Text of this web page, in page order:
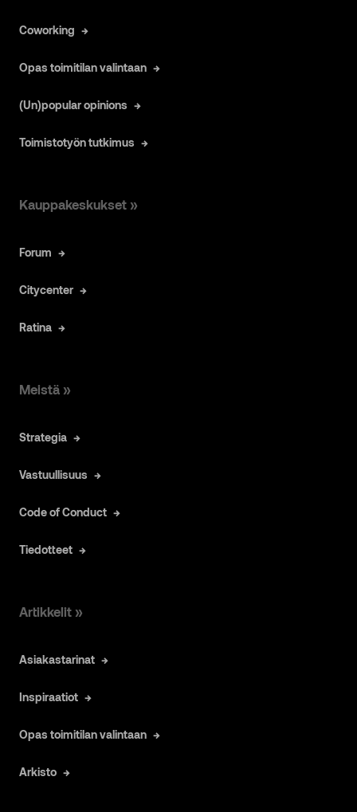
Coworking
Opas toimitilan valintaan
(Un)popular opinions
Toimistotyön tutkimus
Kauppakeskukset »
Forum
Citycenter
Ratina
Meistä »
Strategia
Vastuullisuus
Code of Conduct
Tiedotteet
Artikkelit »
Asiakastarinat
Inspiraatiot
Opas toimitilan valintaan
Arkisto